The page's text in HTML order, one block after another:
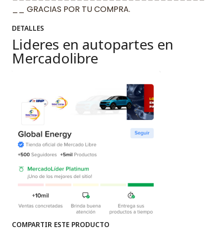
__ GRACIAS POR TU COMPRA.
DETALLES
Lideres en autopartes en
Mercadolibre
COMPARTIR ESTE PRODUCTO